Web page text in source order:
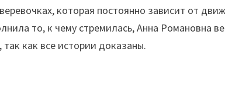
которая постоянно зависит от
то, к чему стремилась, Анна
как все истории доказаны.